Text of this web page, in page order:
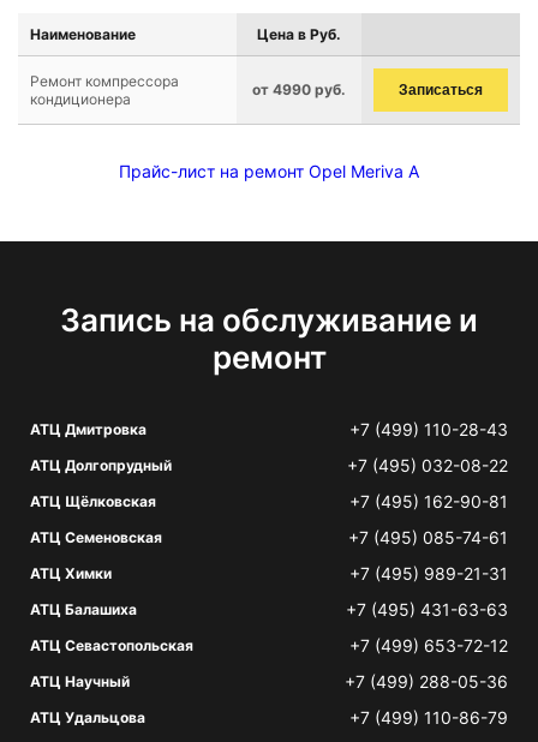
Наименование Цена в Руб.
Ремонт компрессора
кондиционера
от 4990 руб. Записаться
Прайс-лист на ремонт Opel Meriva A
Запись на обслуживание и
ремонт
АТЦ Дмитровка +7 (499) 110-28-43
АТЦ Долгопрудный +7 (495) 032-08-22
АТЦ Щёлковская +7 (495) 162-90-81
АТЦ Семеновская +7 (495) 085-74-61
АТЦ Химки +7 (495) 989-21-31
АТЦ Балашиха +7 (495) 431-63-63
АТЦ Севастопольская +7 (499) 653-72-12
АТЦ Научный +7 (499) 288-05-36
АТЦ Удальцова +7 (499) 110-86-79